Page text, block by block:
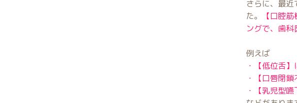
さらに、最
た。
【口腔
ングで、歯科
例えば
・【低位舌
・【口唇閉
・【乳児型